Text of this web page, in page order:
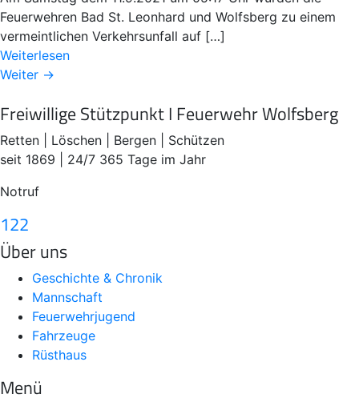
Feuerwehren Bad St. Leonhard und Wolfsberg zu einem
vermeintlichen Verkehrsunfall auf […]
Weiterlesen
Weiter →
Freiwillige Stützpunkt I Feuerwehr Wolfsberg
Retten | Löschen | Bergen | Schützen
seit 1869 | 24/7 365 Tage im Jahr
Notruf
122
Über uns
Geschichte & Chronik
Mannschaft
Feuerwehrjugend
Fahrzeuge
Rüsthaus
Menü